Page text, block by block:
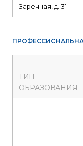
Заречная, д. 31
ТИП
ОБРАЗОВАНИЯ